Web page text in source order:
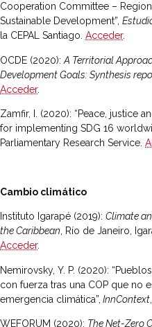
Cooperation Committee –
Sustainable Development”,
la CEPAL Santiago. Acceder.
OCDE (2020): A Territorial
Development Goals: Synthesis
Acceder.
Zamfir, I. (2020): “Peace, justice
for implementing SDG 16
Parliamentary Research Service.
Cambio climático
Instituto Igarapé (2019): Climate
the Caribbean, Río de Janeiro,
Acceder.
Nemirovsky, Y. P. (2020):
con fuerza tras una COP que no
emergencia climática”, InnContext
WEFORUM (2020): The Net-Zero